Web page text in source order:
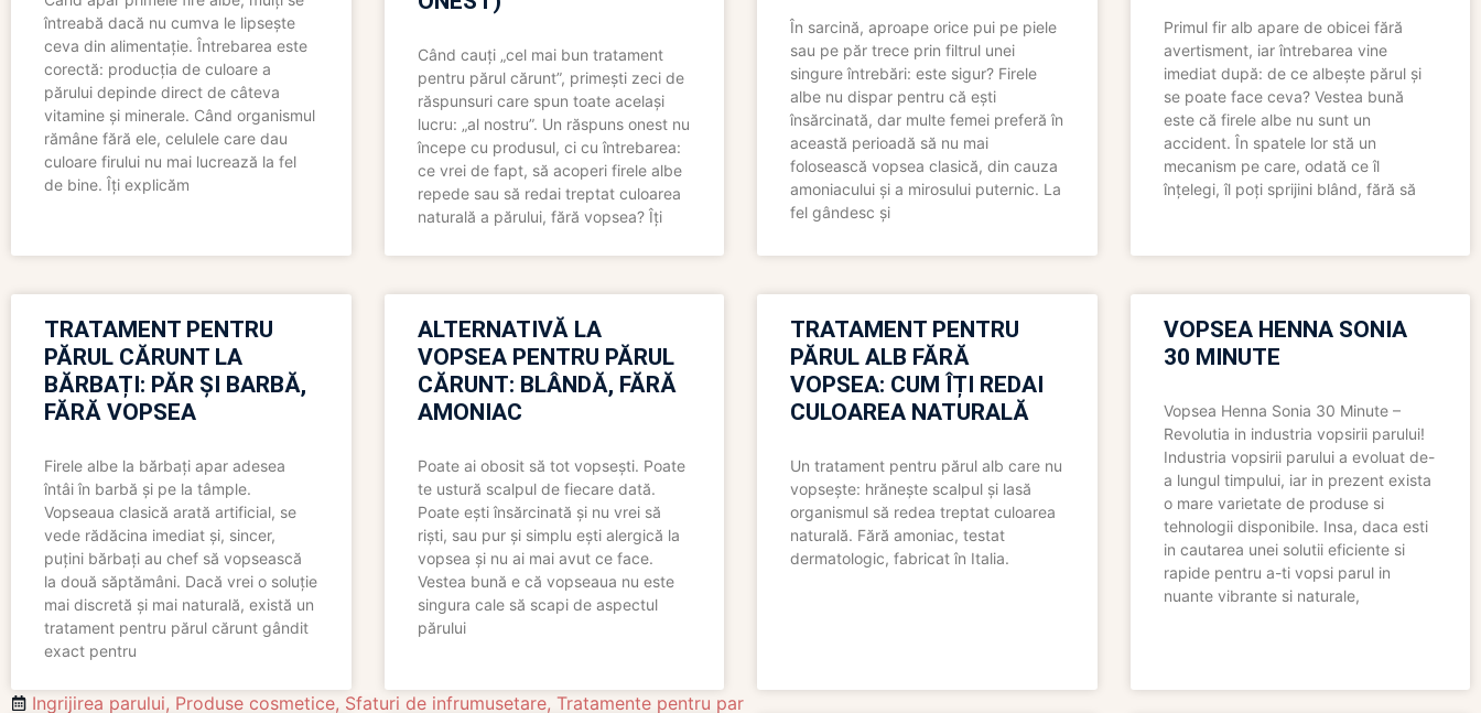
întreabă dacă nu cumva le lipsește
ceva din alimentație. Întrebarea este
corectă: producția de culoare a
părului depinde direct de câteva
vitamine și minerale. Când organismul
rămâne fără ele, celulele care dau
culoare firului nu mai lucrează la fel
de bine. Îți explicăm
Când cauți „cel mai bun tratament
pentru părul cărunt”, primești zeci de
răspunsuri care spun toate același
lucru: „al nostru”. Un răspuns onest nu
începe cu produsul, ci cu întrebarea:
ce vrei de fapt, să acoperi firele albe
repede sau să redai treptat culoarea
naturală a părului, fără vopsea? Îți
În sarcină, aproape orice pui pe piele
sau pe păr trece prin filtrul unei
singure întrebări: este sigur? Firele
albe nu dispar pentru că ești
însărcinată, dar multe femei preferă în
această perioadă să nu mai
folosească vopsea clasică, din cauza
amoniacului și a mirosului puternic. La
fel gândesc și
Primul fir alb apare de obicei fără
avertisment, iar întrebarea vine
imediat după: de ce albește părul și
se poate face ceva? Vestea bună
este că firele albe nu sunt un
accident. În spatele lor stă un
mecanism pe care, odată ce îl
înțelegi, îl poți sprijini blând, fără să
TRATAMENT PENTRU
PĂRUL CĂRUNT LA
BĂRBAȚI: PĂR ȘI BARBĂ,
FĂRĂ VOPSEA
Firele albe la bărbați apar adesea
întâi în barbă și pe la tâmple.
Vopseaua clasică arată artificial, se
vede rădăcina imediat și, sincer,
puțini bărbați au chef să vopsească
la două săptămâni. Dacă vrei o soluție
mai discretă și mai naturală, există un
tratament pentru părul cărunt gândit
exact pentru
ALTERNATIVĂ LA
VOPSEA PENTRU PĂRUL
CĂRUNT: BLÂNDĂ, FĂRĂ
AMONIAC
Poate ai obosit să tot vopsești. Poate
te ustură scalpul de fiecare dată.
Poate ești însărcinată și nu vrei să
riști, sau pur și simplu ești alergică la
vopsea și nu ai mai avut ce face.
Vestea bună e că vopseaua nu este
singura cale să scapi de aspectul
părului
TRATAMENT PENTRU
PĂRUL ALB FĂRĂ
VOPSEA: CUM ÎȚI REDAI
CULOAREA NATURALĂ
Un tratament pentru părul alb care nu
vopsește: hrănește scalpul și lasă
organismul să redea treptat culoarea
naturală. Fără amoniac, testat
dermatologic, fabricat în Italia.
VOPSEA HENNA SONIA
30 MINUTE
Vopsea Henna Sonia 30 Minute –
Revolutia in industria vopsirii parului!
Industria vopsirii parului a evoluat de-
a lungul timpului, iar in prezent exista
o mare varietate de produse si
tehnologii disponibile. Insa, daca esti
in cautarea unei solutii eficiente si
rapide pentru a-ti vopsi parul in
nuante vibrante si naturale,
Ingrijirea parului, Produse cosmetice, Sfaturi de infrumusetare, Tratamente pentru par